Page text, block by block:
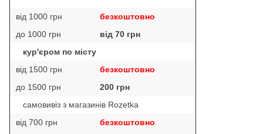
від 1000 грн
безкоштовно
до 1000 грн
від 70 грн
кур'єром по місту
від 1500 грн
безкоштовно
до 1500 грн
200 грн
самовивіз з магазинів Rozetka
від 700 грн
безкоштовно